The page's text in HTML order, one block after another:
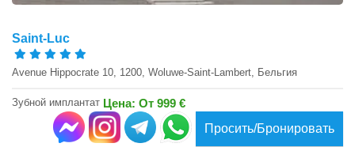
Saint-Luc
Avenue Hippocrate 10, 1200, Woluwe-Saint-Lambert, Бельгия
Зубной имплантат Цена: От 999 €
Просить/Бронировать